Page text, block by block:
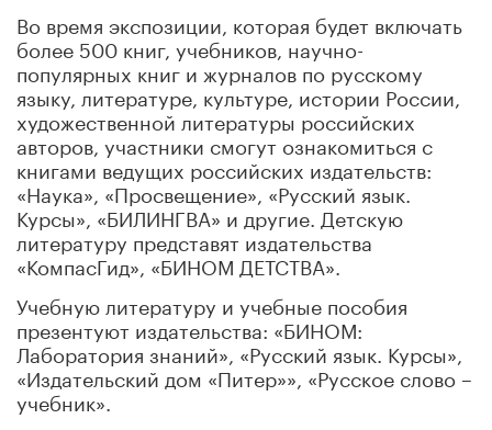
Во время экспозиции, которая будет включать
более 500 книг, учебников, научно-
популярных книг и журналов по русскому
языку, литературе, культуре, истории России,
художественной литературы российских
авторов, участники смогут ознакомиться с
книгами ведущих российских издательств:
«Наука», «Просвещение», «Русский язык.
Курсы», «БИЛИНГВА» и другие. Детскую
литературу представят издательства
«КомпасГид», «БИНОМ ДЕТСТВА».
Учебную литературу и учебные пособия
презентуют издательства: «БИНОМ:
Лаборатория знаний», «Русский язык. Курсы»,
«Издательский дом «Питер»», «Русское слово –
учебник».